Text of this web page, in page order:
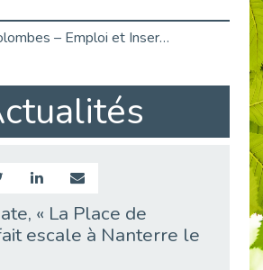
Job Dating de Colombes – Emploi et Insertion
Aborder l'entretien et la situation de handicap en toute confiance
Retour sur l’atelier « Optimiser sa recherche d’emploi »
Emploi & Handicap : Hachette Livre et Cap emploi 92 renforcent leur collaboration
« La Place de
escale à Nanterre le